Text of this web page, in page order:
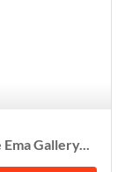
Gallery...